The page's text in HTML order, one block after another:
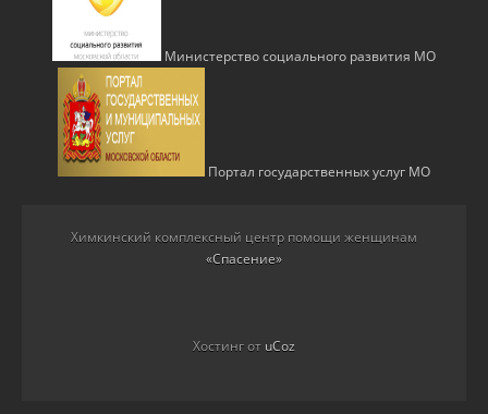
Министерство социального развития МО
Портал государственных услуг МО
Химкинский комплексный центр помощи женщинам
«Спасение»
Хостинг от uCoz